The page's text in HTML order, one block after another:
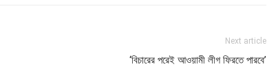
Next article
‘বিচারের পরেই আওয়ামী লীগ ফিরতে পারবে’